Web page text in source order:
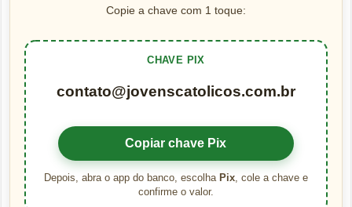
Copie a chave com 1 toque:
CHAVE PIX
contato@jovenscatolicos.com.br
Copiar chave Pix
Depois, abra o app do banco, escolha Pix, cole a chave e
confirme o valor.